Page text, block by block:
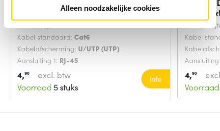
Alleen noodzakelijke cookies
netwerkkabel Blauw
Kabel standaard: Cat6
Kabelafscherming: U/UTP (UTP)
Aansluiting 1: RJ-45
4,90
excl. btw
Voorraad 5 stuks
Info
Kabel
4,90
Voorraad